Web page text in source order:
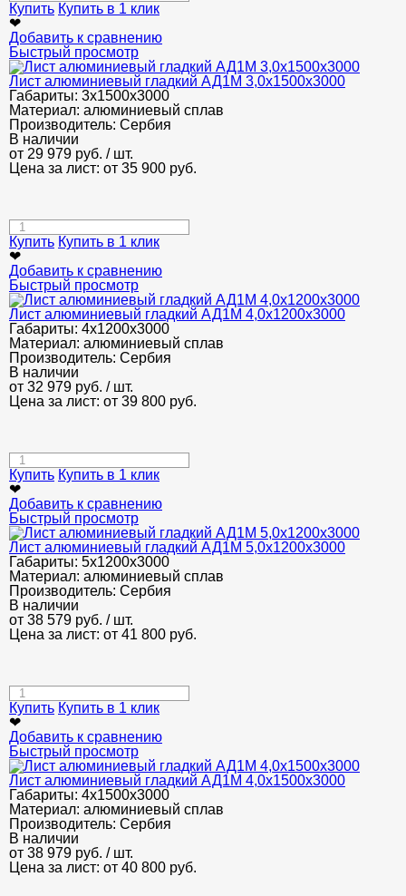
Купить Купить в 1 клик
❤
Добавить к сравнению
Быстрый просмотр
Лист алюминиевый гладкий АД1М 3,0х1500х3000
Габариты: 3х1500х3000
Материал: алюминиевый сплав
Производитель: Сербия
В наличии
от 29 979 руб. / шт.
Цена за лист: от 35 900 руб.
Купить Купить в 1 клик
❤
Добавить к сравнению
Быстрый просмотр
Лист алюминиевый гладкий АД1М 4,0х1200х3000
Габариты: 4х1200х3000
Материал: алюминиевый сплав
Производитель: Сербия
В наличии
от 32 979 руб. / шт.
Цена за лист: от 39 800 руб.
Купить Купить в 1 клик
❤
Добавить к сравнению
Быстрый просмотр
Лист алюминиевый гладкий АД1М 5,0х1200х3000
Габариты: 5х1200х3000
Материал: алюминиевый сплав
Производитель: Сербия
В наличии
от 38 579 руб. / шт.
Цена за лист: от 41 800 руб.
Купить Купить в 1 клик
❤
Добавить к сравнению
Быстрый просмотр
Лист алюминиевый гладкий АД1М 4,0х1500х3000
Габариты: 4х1500х3000
Материал: алюминиевый сплав
Производитель: Сербия
В наличии
от 38 979 руб. / шт.
Цена за лист: от 40 800 руб.